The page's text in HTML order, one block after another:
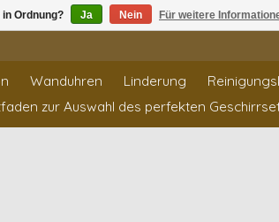
Wanduhren Linderung
zur Auswahl des perfekten
Ordnung? Ja Nein Für weitere